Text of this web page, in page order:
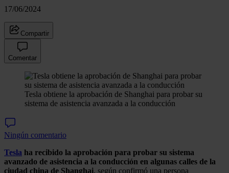
17/06/2024
Compartir
Comentar
Tesla obtiene la aprobación de Shanghai para probar su
sistema de asistencia avanzada a la conducción
Ningún comentario
Tesla ha recibido la aprobación para probar su sistema
avanzado de asistencia a la conducción en algunas calles de la
ciudad china de Shanghai, según confirmó una persona